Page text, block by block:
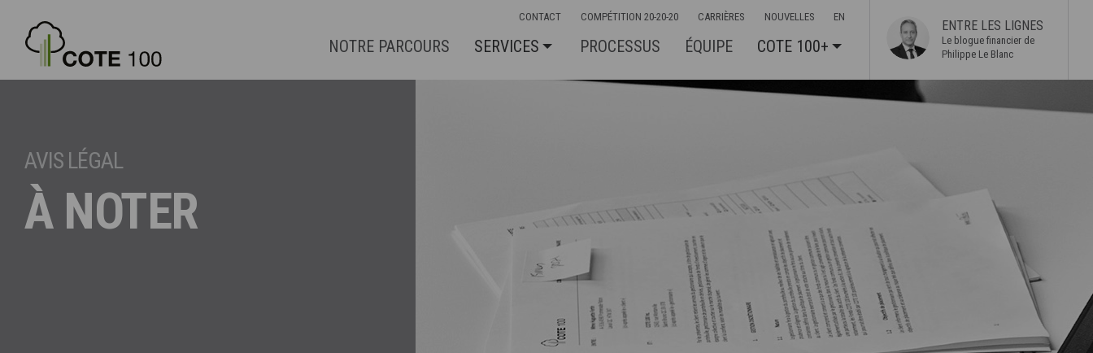
CONTACT COMPÉTITION 20-20-20 CARRIÈRES NOUVELLES EN
NOTRE PARCOURS SERVICES PROCESSUS ÉQUIPE COTE 100+
ENTRE LES LIGNES
Le blogue financier de
Philippe Le Blanc
AVIS LÉGAL
À NOTER